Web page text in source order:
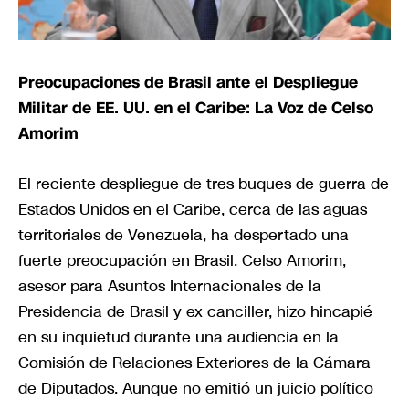
Preocupaciones de Brasil ante el Despliegue
Militar de EE. UU. en el Caribe: La Voz de Celso
Amorim
El reciente despliegue de tres buques de guerra de
Estados Unidos en el Caribe, cerca de las aguas
territoriales de Venezuela, ha despertado una
fuerte preocupación en Brasil. Celso Amorim,
asesor para Asuntos Internacionales de la
Presidencia de Brasil y ex canciller, hizo hincapié
en su inquietud durante una audiencia en la
Comisión de Relaciones Exteriores de la Cámara
de Diputados. Aunque no emitió un juicio político